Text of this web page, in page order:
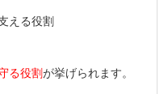
える役割
る役割が挙げられます。